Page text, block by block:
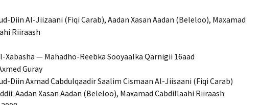
Diin Al-Jiizaani (Fiqi Carab), Aadan Xasan Aadan (Beleloo), Maxamad
Riiraash
Xabasha — Mahadho-Reebka Sooyaalka Qarnigii 16aad
Guray
Diin Axmad Cabdulqaadir Saalim Cismaan Al-Jiisaani (Fiqi Carab)
Aadan Xasan Aadan (Beleloo), Maxamad Cabdillaahi Riiraash